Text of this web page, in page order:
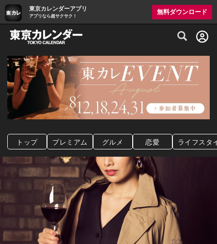
東京カレンダーアプリ
アプリなら超サクサク！
無料ダウンロード
グルメ情報・プレミアムレストラン予約
トップ プレミアム グルメ 恋愛 ライフスタ